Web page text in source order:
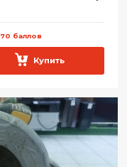
70 баллов
Купить